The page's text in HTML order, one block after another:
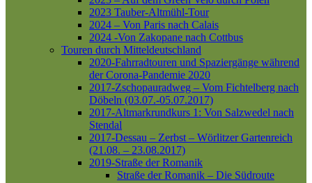
2023 Tauber-Altmühl-Tour
2024 – Von Paris nach Calais
2024 -Von Zakopane nach Cottbus
Touren durch Mitteldeutschland
2020-Fahrradtouren und Spaziergänge während
der Corona-Pandemie 2020
2017-Zschopauradweg – Vom Fichtelberg nach
Döbeln (03.07.-05.07.2017)
2017-Altmarkrundkurs 1: Von Salzwedel nach
Stendal
2017-Dessau – Zerbst – Wörlitzer Gartenreich
(21.08. – 23.08.2017)
2019-Straße der Romanik
Straße der Romanik – Die Südroute